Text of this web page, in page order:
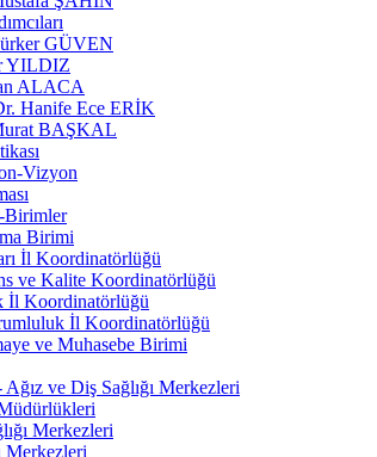
GÜVEN
YILDIZ
ALACA
Hanife Ece ERİK
BAŞKAL
Vizyon
Birimler
Birimi
İl Koordinatörlüğü
ve Kalite Koordinatörlüğü
İl Koordinatörlüğü
İl Koordinatörlüğü
ve Muhasebe Birimi
Ağız ve Diş Sağlığı Merkezleri
Merkezleri
Merkezleri